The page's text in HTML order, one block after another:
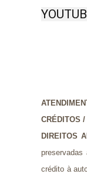
CRÉDITOS /
DIREITOS
crédito à